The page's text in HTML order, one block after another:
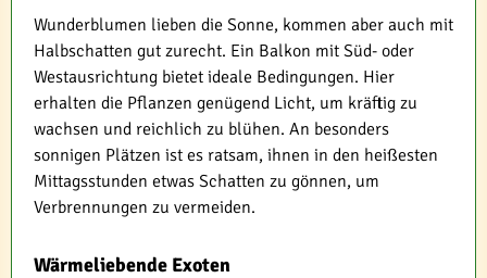
Wunderblumen lieben die Sonne, kommen aber auch mit
Halbschatten gut zurecht. Ein Balkon mit Süd- oder
Westausrichtung bietet ideale Bedingungen. Hier
erhalten die Pflanzen genügend Licht, um kräftig zu
wachsen und reichlich zu blühen. An besonders
sonnigen Plätzen ist es ratsam, ihnen in den heißesten
Mittagsstunden etwas Schatten zu gönnen, um
Verbrennungen zu vermeiden.
Wärmeliebende Exoten